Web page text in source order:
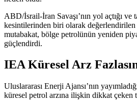
ABD/İsrail-İran Savaşı’nın yol açtığı
kesintilerinden biri olarak değerlendirilen
mutabakat, bölge petrolünün yeniden
güçlendirdi.
IEA Küresel Arz
Uluslararası Enerji Ajansı’nın
küresel petrol arzına ilişkin dikkat çeken